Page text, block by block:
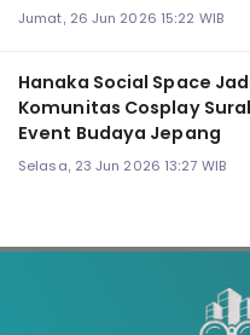
Jumat, 26 Jun 2026 15:22 WIB
Hanaka Social Space
Komunitas Cosplay
Event Budaya Jepang
Selasa, 23 Jun 2026 13:27 WIB